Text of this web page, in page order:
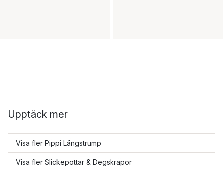
Upptäck mer
Visa fler Pippi Långstrump
Visa fler Slickepottar & Degskrapor